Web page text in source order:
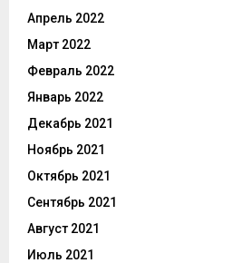
Апрель 2022
Март 2022
Февраль 2022
Январь 2022
Декабрь 2021
Ноябрь 2021
Октябрь 2021
Сентябрь 2021
Август 2021
Июль 2021